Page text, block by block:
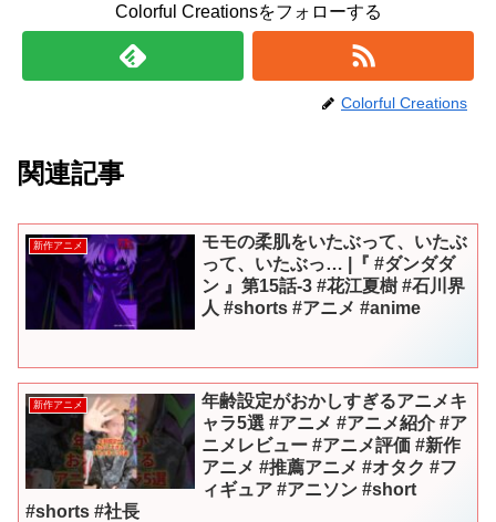
Colorful Creationsをフォローする
Colorful Creations
関連記事
新作アニメ
モモの柔肌をいたぶって、いたぶ
って、いたぶっ… |『 #ダンダダ
ン 』第15話-3 #花江夏樹 #石川界
人 #shorts #アニメ #anime
新作アニメ
年齢設定がおかしすぎるアニメキ
ャラ5選 #アニメ #アニメ紹介 #ア
ニメレビュー #アニメ評価 #新作
アニメ #推薦アニメ #オタク #フ
ィギュア #アニソン #short
#shorts #社長